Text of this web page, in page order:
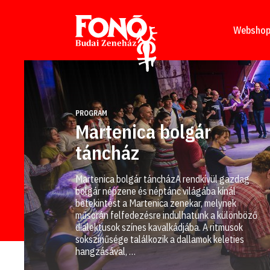
Tovább a tartalomhoz
Webshop
PROGRAM
Martenica bolgár
táncház
Martenica bolgár táncházA rendkívül gazdag
bolgár népzene és néptánc világába kínál
betekintést a Martenica zenekar, melynek
műsorán felfedezésre indulhatunk a különböző
dialektusok színes kavalkádjába. A ritmusok
sokszínűsége találkozik a dallamok keleties
hangzásával, …